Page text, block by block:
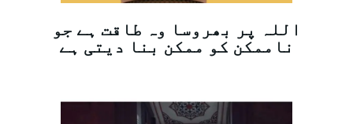
اللہ پر بھروسا وہ طاقت ہے جو
ناممکن کو ممکن بنا دیتی ہے